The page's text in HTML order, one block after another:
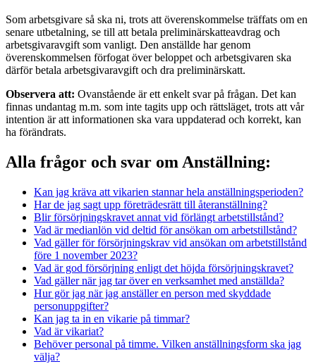
Som arbetsgivare så ska ni, trots att överenskommelse träffats om en
senare utbetalning, se till att betala preliminärskatteavdrag och
arbetsgivaravgift som vanligt. Den anställde har genom
överenskommelsen förfogat över beloppet och arbetsgivaren ska
därför betala arbetsgivaravgift och dra preliminärskatt.
Observera att: Ovanstående är ett enkelt svar på frågan. Det kan
finnas undantag m.m. som inte tagits upp och rättsläget, trots att vår
intention är att informationen ska vara uppdaterad och korrekt, kan
ha förändrats.
Alla frågor och svar om Anställning:
Kan jag kräva att vikarien stannar hela anställningsperioden?
Har de jag sagt upp företrädesrätt till återanställning?
Blir försörjningskravet annat vid förlängt arbetstillstånd?
Vad är medianlön vid deltid för ansökan om arbetstillstånd?
Vad gäller för försörjningskrav vid ansökan om arbetstillstånd
före 1 november 2023?
Vad är god försörjning enligt det höjda försörjningskravet?
Vad gäller när jag tar över en verksamhet med anställda?
Hur gör jag när jag anställer en person med skyddade
personuppgifter?
Kan jag ta in en vikarie på timmar?
Vad är vikariat?
Behöver personal på timme. Vilken anställningsform ska jag
välja?